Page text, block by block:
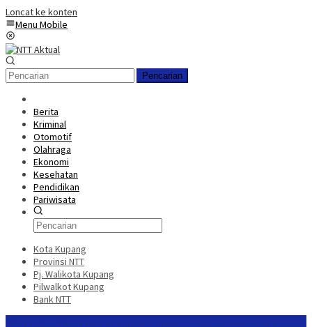
Loncat ke konten
Menu Mobile
Pencarian
Berita
Kriminal
Otomotif
Olahraga
Ekonomi
Kesehatan
Pendidikan
Pariwisata
Kota Kupang
Provinsi NTT
Pj. Walikota Kupang
Pilwalkot Kupang
Bank NTT